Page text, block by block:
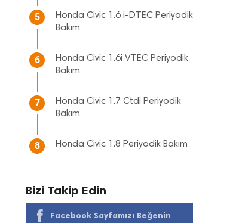
5
Honda Civic 1.6 i-DTEC Periyodik
Bakım
6
Honda Civic 1.6i VTEC Periyodik
Bakım
7
Honda Civic 1.7 Ctdi Periyodik
Bakım
8 Honda Civic 1.8 Periyodik Bakım
Bizi Takip Edin
Facebook Sayfamızı Beğenin